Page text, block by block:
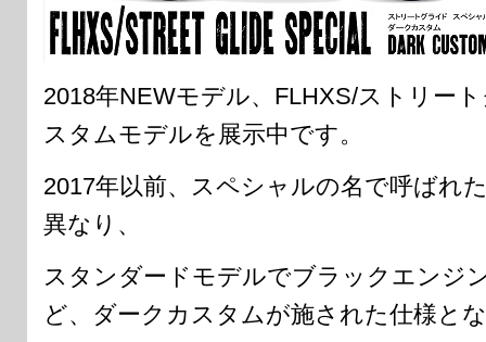
2018年NEWモデル、FLHXS/ストリー
スタムモデルを展示中です。
2017年以前、スペシャルの名で呼ばれ
異なり、
スタンダードモデルでブラックエンジ
ど、ダークカスタムが施された仕様と